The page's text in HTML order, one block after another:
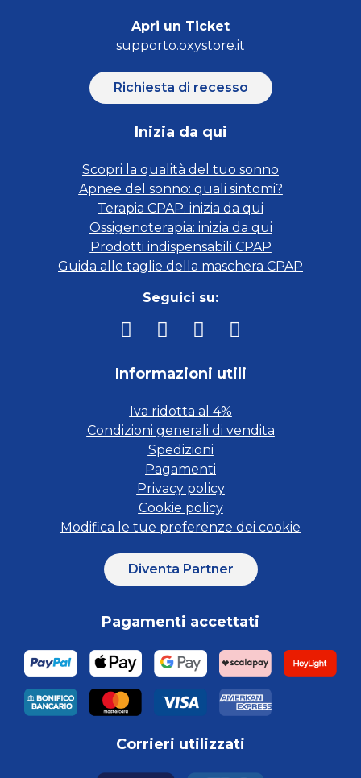
Apri un Ticket
supporto.oxystore.it
Richiesta di recesso
Inizia da qui
Scopri la qualità del tuo sonno
Apnee del sonno: quali sintomi?
Terapia CPAP: inizia da qui
Ossigenoterapia: inizia da qui
Prodotti indispensabili CPAP
Guida alle taglie della maschera CPAP
Seguici su:
Informazioni utili
Iva ridotta al 4%
Condizioni generali di vendita
Spedizioni
Pagamenti
Privacy policy
Cookie policy
Modifica le tue preferenze dei cookie
Diventa Partner
Pagamenti accettati
Corrieri utilizzati